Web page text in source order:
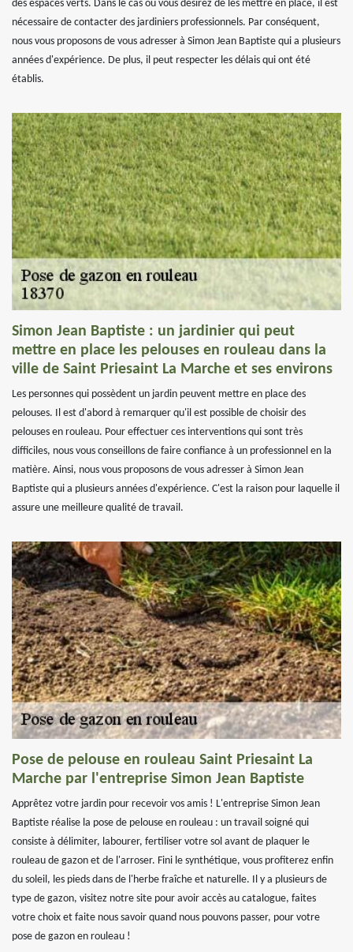
des espaces verts. Dans le cas où vous désirez de les mettre en place, il est
nécessaire de contacter des jardiniers professionnels. Par conséquent,
nous vous proposons de vous adresser à Simon Jean Baptiste qui a plusieurs
années d'expérience. De plus, il peut respecter les délais qui ont été
établis.
Simon Jean Baptiste : un jardinier qui peut
mettre en place les pelouses en rouleau dans la
ville de Saint Priesaint La Marche et ses environs
Les personnes qui possèdent un jardin peuvent mettre en place des
pelouses. Il est d'abord à remarquer qu'il est possible de choisir des
pelouses en rouleau. Pour effectuer ces interventions qui sont très
difficiles, nous vous conseillons de faire confiance à un professionnel en la
matière. Ainsi, nous vous proposons de vous adresser à Simon Jean
Baptiste qui a plusieurs années d'expérience. C'est la raison pour laquelle il
assure une meilleure qualité de travail.
Pose de pelouse en rouleau Saint Priesaint La
Marche par l'entreprise Simon Jean Baptiste
Apprêtez votre jardin pour recevoir vos amis ! L'entreprise Simon Jean
Baptiste réalise la pose de pelouse en rouleau : un travail soigné qui
consiste à délimiter, labourer, fertiliser votre sol avant de plaquer le
rouleau de gazon et de l'arroser. Fini le synthétique, vous profiterez enfin
du soleil, les pieds dans de l'herbe fraîche et naturelle. Il y a plusieurs de
type de gazon, visitez notre site pour avoir accès au catalogue, faites
votre choix et faite nous savoir quand nous pouvons passer, pour votre
pose de gazon en rouleau !